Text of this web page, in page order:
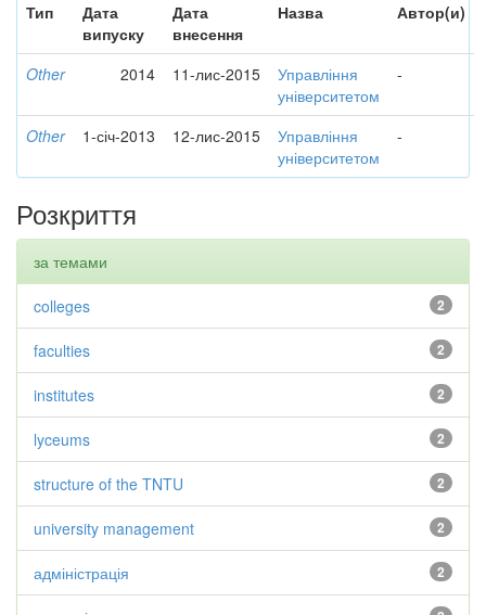
Тип
Дата
випуску
Дата
внесення
Назва Автор(и)
Other 2014 11-лис-2015
Управління
університетом
-
Other 1-січ-2013 12-лис-2015
Управління
університетом
-
Розкриття
за темами
2
colleges
2
faculties
2
institutes
2
lyceums
2
structure of the TNTU
2
university management
2
адміністрація